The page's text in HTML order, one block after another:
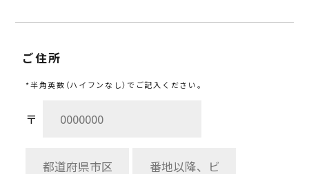
ご住所
*半角英数（ハイフンなし）でご記入ください。
〒